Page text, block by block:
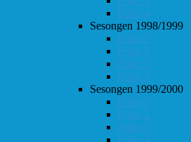
Follo 4
Sesongen 1998/1999
Follo 1
Follo 2
Follo 3
Follo 4
Sesongen 1999/2000
Follo 1
Follo 2
Follo 3
Follo 4